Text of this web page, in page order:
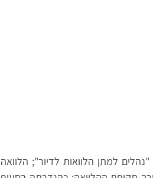
ניהול בנקאי תקין מספר 451, בנושא "נהלים למתן הלוואות לדיור"; הלוואה